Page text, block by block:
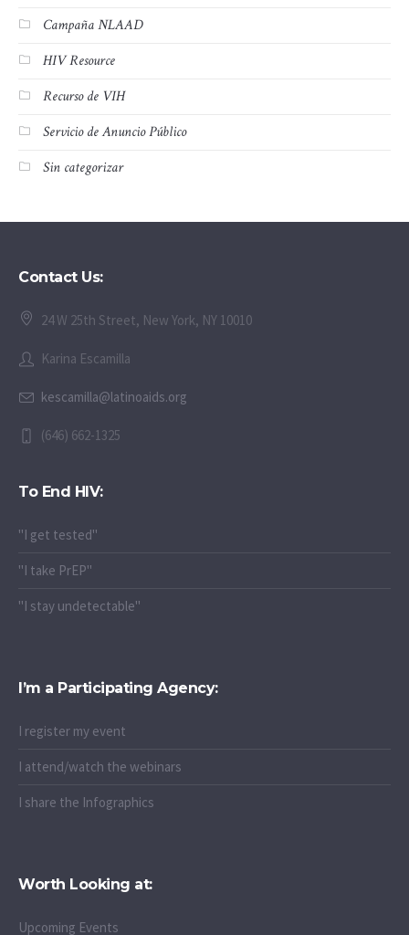
Campaña NLAAD
HIV Resource
Recurso de VIH
Servicio de Anuncio Público
Sin categorizar
Contact Us:
24 W 25th Street, New York, NY 10010
Karina Escamilla
kescamilla@latinoaids.org
(646) 662-1325
To End HIV:
"I get tested"
"I take PrEP"
"I stay undetectable"
I’m a Participating Agency:
I register my event
I attend/watch the webinars
I share the Infographics
Worth Looking at:
Upcoming Events